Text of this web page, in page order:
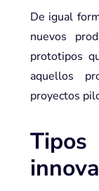
De igual
nuevos
prototipos
aquellos
proyectos